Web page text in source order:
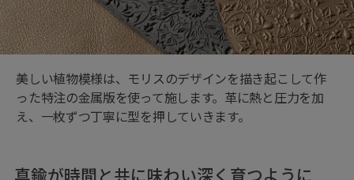
美しい植物模様は、モリスのデザインを描き起こして作
った特注の金属版を使って施します。革に熱と圧力を加
え、一枚ずつ丁寧に型を押していきます。
真鍮が時間と共に味わい深く育つように